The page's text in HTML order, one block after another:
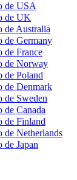
de USA
de UK
de Australia
de Germany
de France
de Norway
de Poland
de Denmark
de Sweden
de Canada
de Finland
de Netherlands
de Japan